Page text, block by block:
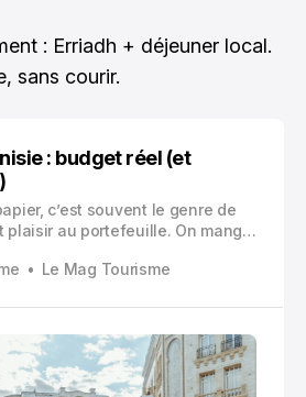
: Erriadh + déjeuner local.
sans courir.
: budget réel (et
c’est souvent le genre de
au portefeuille. On mange
et il y a une variété assez folle
Le Mag Tourisme